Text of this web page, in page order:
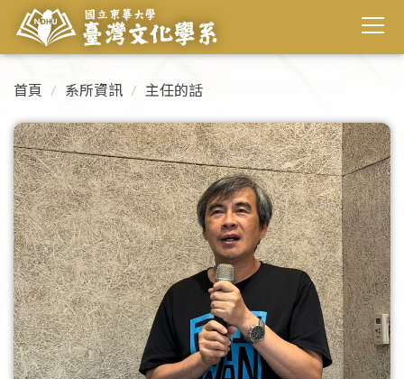
首頁 系所資訊 主任的話